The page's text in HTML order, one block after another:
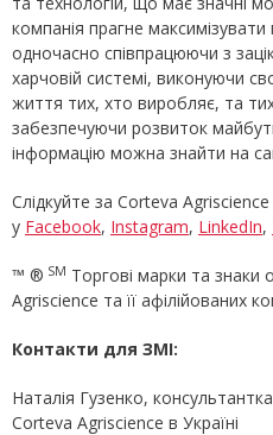
компанія прагне
одночасно співпрацюючи з
харчовій системі, виконуючи
життя тих, хто виробляє, та
забезпечуючи розвиток
інформацію можна знайти на
Слідкуйте за Corteva Agriscience
у Facebook, Instagram, LinkedIn,
™ ® SM Торгові марки та знаки
Agriscience та її афілійованих
Контакти для ЗМІ:
Наталія Гузенко,
Corteva Agriscience в Україні